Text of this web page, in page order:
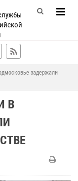
задержали
В